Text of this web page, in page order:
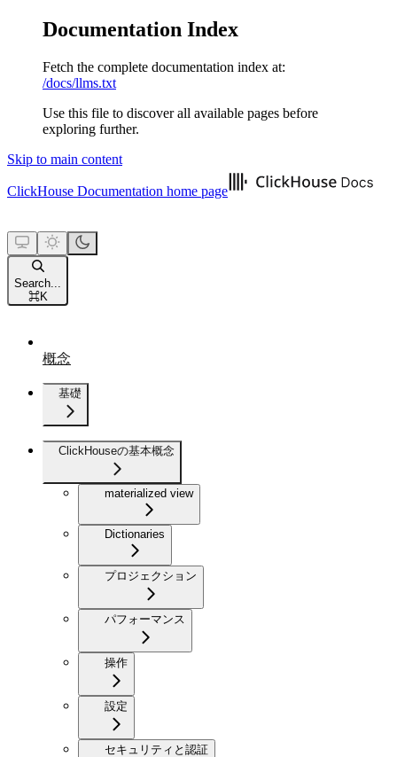
Documentation Index
Fetch the complete documentation index at:
/docs/llms.txt
Use this file to discover all available pages before
exploring further.
Skip to main content
ClickHouse Documentation home page
Search...
⌘K
概念
基礎
ClickHouseの基本概念
materialized view
Dictionaries
プロジェクション
パフォーマンス
操作
設定
セキュリティと認証